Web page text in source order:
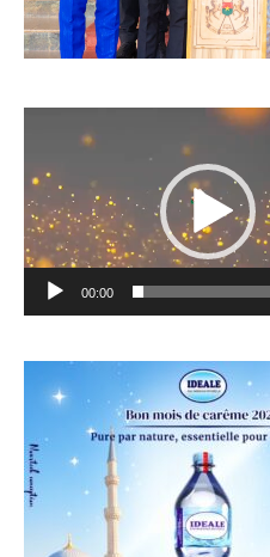
00:00